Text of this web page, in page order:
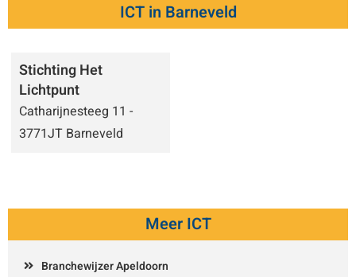
ICT in Barneveld
Stichting Het
Lichtpunt
Catharijnesteeg 11 -
3771JT Barneveld
Meer ICT
Branchewijzer Apeldoorn